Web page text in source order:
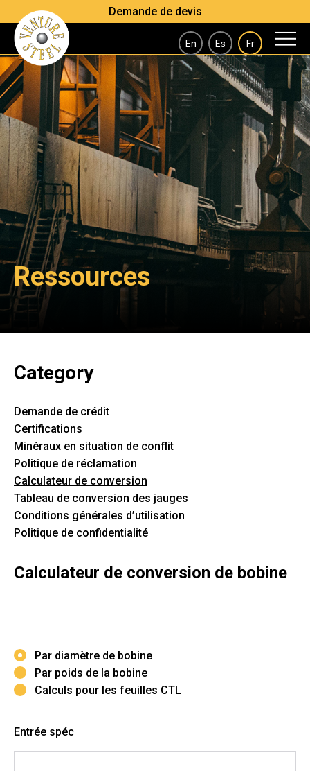
En Es Fr
Demande de devis
Ressources
Category
Demande de crédit
Certifications
Minéraux en situation de conflit
Politique de réclamation
Calculateur de conversion
Tableau de conversion des jauges
Conditions générales d’utilisation
Politique de confidentialité
Calculateur de conversion de bobine
Par diamètre de bobine
Par poids de la bobine
Calculs pour les feuilles CTL
Entrée spéc